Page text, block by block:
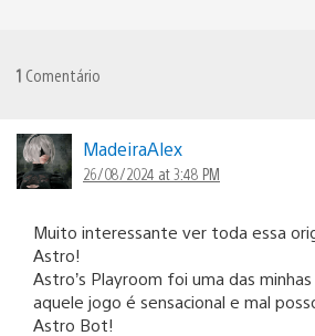
1 Comentário
MadeiraAlex
26/08/2024 at 3:48 PM
Muito interessante ver toda essa
Astro!
Astro’s Playroom foi uma das
aquele jogo é sensacional e mal
Astro Bot!